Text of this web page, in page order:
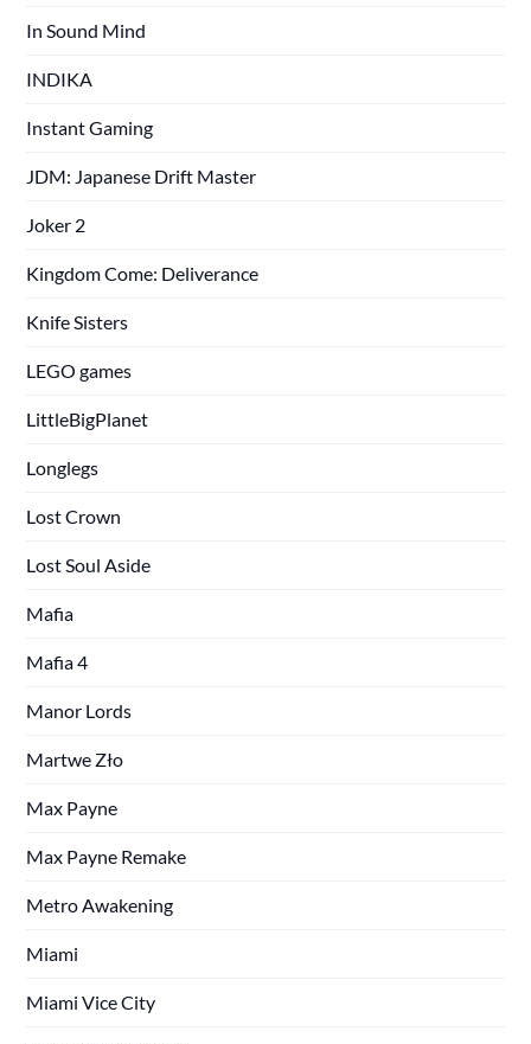
In Sound Mind
INDIKA
Instant Gaming
JDM: Japanese Drift Master
Joker 2
Kingdom Come: Deliverance
Knife Sisters
LEGO games
LittleBigPlanet
Longlegs
Lost Crown
Lost Soul Aside
Mafia
Mafia 4
Manor Lords
Martwe Zło
Max Payne
Max Payne Remake
Metro Awakening
Miami
Miami Vice City